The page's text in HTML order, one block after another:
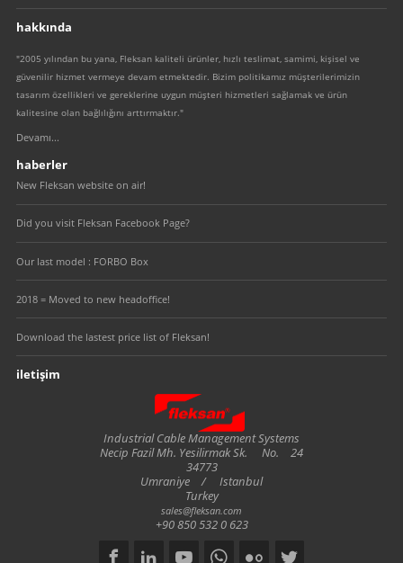
hakkında
"2005 yılından bu yana, Fleksan kaliteli ürünler, hızlı teslimat, samimi, kişisel ve
güvenilir hizmet vermeye devam etmektedir. Bizim politikamız müşterilerimizin
tasarım özellikleri ve gereklerine uygun müşteri hizmetleri sağlamak ve ürün
kalitesine olan bağlılığını arttırmaktır."
Devamı...
haberler
New Fleksan website on air!
Did you visit Fleksan Facebook Page?
Our last model : FORBO Box
2018 = Moved to new headoffice!
Download the lastest price list of Fleksan!
iletişim
Industrial Cable Management Systems
Necip Fazil Mh. Yesilirmak Sk.
No.
24
34773
Umraniye
/
Istanbul
Turkey
sales@fleksan.com
+90 850 532 0 623